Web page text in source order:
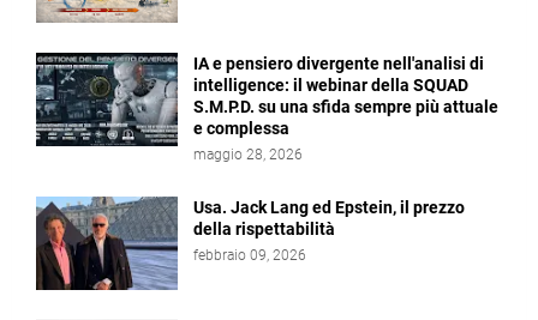
IA e pensiero divergente nell'analisi di
intelligence: il webinar della SQUAD
S.M.P.D. su una sfida sempre più attuale
e complessa
maggio 28, 2026
Usa. Jack Lang ed Epstein, il prezzo
della rispettabilità
febbraio 09, 2026